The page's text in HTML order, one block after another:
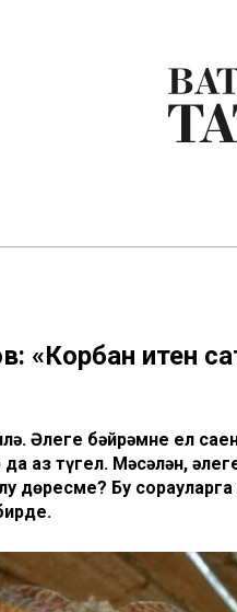
«Корбан итен
Әлеге бәйрәмне ел
аз түгел. Мәсәлән,
дөресме? Бу